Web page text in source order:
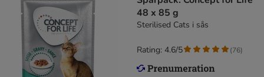
48 x 85 g
Sterilised Cats i sås
Rating: 4.6/5 (76)